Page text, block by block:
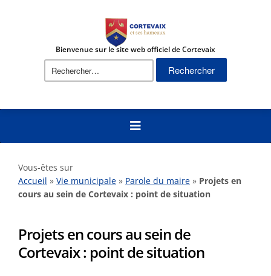
Bienvenue sur le site web officiel de Cortevaix
Vous-êtes sur
Accueil » Vie municipale » Parole du maire » Projets en
cours au sein de Cortevaix : point de situation
Projets en cours au sein de
Cortevaix : point de situation